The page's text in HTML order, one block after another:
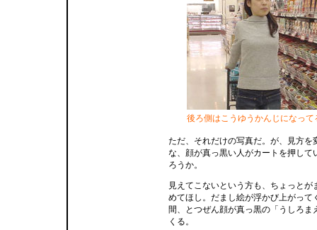
後ろ側はこうゆうかんじになって
ただ、それだけの写真だ。が、見方を
な、顔が真っ黒い人がカートを押して
ろうか。
見えてこないという方も、ちょっとが
めてほし。だまし絵が浮かび上がって
間、とつぜん顔が真っ黒の「うしろま
くる。